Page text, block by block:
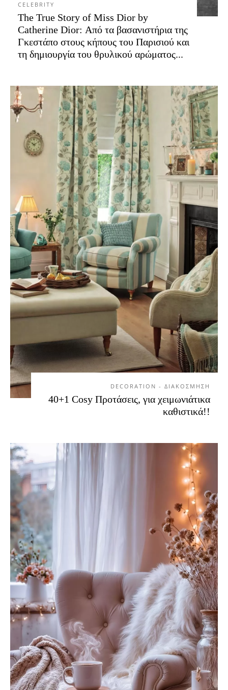
CELEBRITY
The True Story of Miss Dior by
Catherine Dior: Από τα βασανιστήρια της
Γκεστάπο στους κήπους του Παρισιού και
τη δημιουργία του θρυλικού αρώματος...
DECORATION - ΔΙΑΚΟΣΜΗΣΗ
40+1 Cosy Προτάσεις, για χειμωνιάτικα
καθιστικά!!